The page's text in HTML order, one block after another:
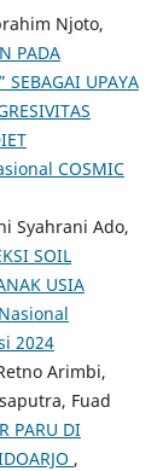
Njoto,
PADA
SEBAGAI UPAYA
COSMIC
Syahrani Ado,
SOIL
USIA
2024
Arimbi,
Fuad
PARU DI
,